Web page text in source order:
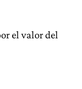
el valor del